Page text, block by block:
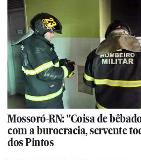
Mossoró-RN: "Coisa de
com a burocracia, servente
dos Pintos